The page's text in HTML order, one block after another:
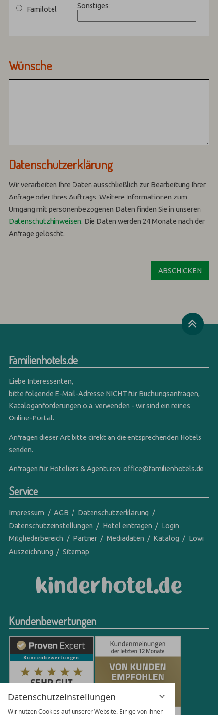
Datenschutzeinstellungen
Wir nutzen Cookies auf unserer Website. Einige von ihnen
Familotel
Sonstiges:
Wünsche
Datenschutzerklärung
Wir verarbeiten Ihre Daten ausschließlich zur Bearbeitung Ihrer
Anfrage oder Ihres Auftrags.Weitere Informationen zum
Umgang mit personenbezogenen Daten finden Sie in unseren
Datenschutzhinweisen. Die Daten werden 24 Monate nach der
Anfrage gelöscht.
Familienhotels.de
Liebe Interessenten,
bitte folgende E-Mail-Adresse NICHT für Buchungsanfragen,
Kataloganforderungen o.ä. verwenden - wir sind ein reines
Online-Portal.
Anfragen dieser Art bitte direkt an die entsprechenden Hotels
senden.
Anfragen für Hoteliers & Agenturen:office@familienhotels.de
Service
Impressum AGB
Datenschutzerklärung
Datenschutzeinstellungen
Hotel eintragen
Login
Mitgliederbereich
Partner Mediadaten Katalog
Löwi
Auszeichnung
Sitemap
Kundenbewertungen